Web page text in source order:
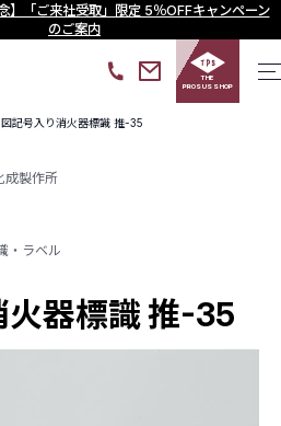
】「ご来社受取」限定 5％OFFキャンペーン
のご案内
THE
PROSUS SHOP
図記号入り消火器標識 推-35
成製作所
・ラベル
火器標識 推-35